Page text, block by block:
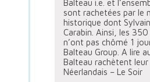
Balteau i.e. et
sont rachetées par le
historique dont
Carabin. Ainsi, les
n’ont pas chômé 1
Balteau Group. A lire
Balteau rachètent
Néerlandais – Le Soir